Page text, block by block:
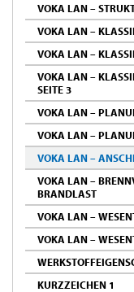
VOKA LAN –
VOKA LAN –
VOKA LAN –
VOKA LAN –
SEITE 3
VOKA LAN –
VOKA LAN –
VOKA LAN –
VOKA LAN –
BRANDLAST
VOKA LAN –
VOKA LAN –
KURZZEICHEN 1